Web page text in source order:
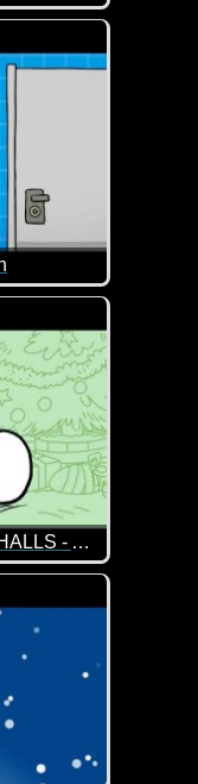
:-)
Und er bringt nicht
Simon's Cat WRECK THE HALLS - A CHRISTMAS SPECIAL
man denkt. Der